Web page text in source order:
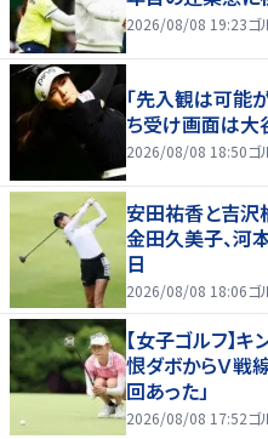
2026/08/08 19:23ゴ
「先入観は可能
ち受け画面は大
2026/08/08 18:50ゴ
安田祐香と吉沢
金田久美子、
日
2026/08/08 18:06ゴ
【女子ゴルフ】
恨ダボからＶ戦
回あった」
2026/08/08 17:52ゴ